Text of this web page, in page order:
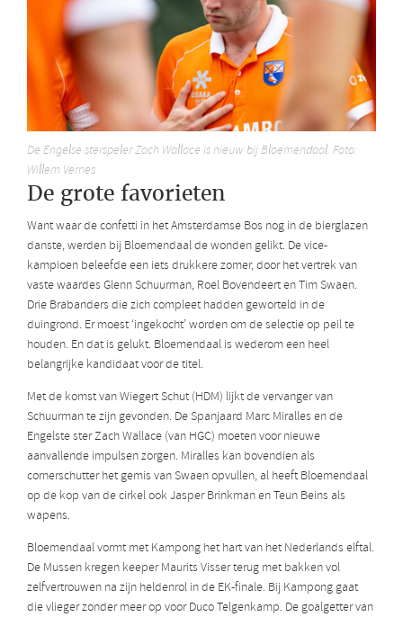
De Engelse sterspeler Zach Wallace is nieuw bij Bloemendaal. Foto:
Willem Vernes
De grote favorieten
Want waar de confetti in het Amsterdamse Bos nog in de bierglazen
danste, werden bij Bloemendaal de wonden gelikt. De vice-
kampioen beleefde een iets drukkere zomer, door het vertrek van
vaste waardes Glenn Schuurman, Roel Bovendeert en Tim Swaen.
Drie Brabanders die zich compleet hadden geworteld in de
duingrond. Er moest ‘ingekocht’ worden om de selectie op peil te
houden. En dat is gelukt. Bloemendaal is wederom een heel
belangrijke kandidaat voor de titel.
Met de komst van Wiegert Schut (HDM) lijkt de vervanger van
Schuurman te zijn gevonden. De Spanjaard Marc Miralles en de
Engelste ster Zach Wallace (van HGC) moeten voor nieuwe
aanvallende impulsen zorgen. Miralles kan bovendien als
cornerschutter het gemis van Swaen opvullen, al heeft Bloemendaal
op de kop van de cirkel ook Jasper Brinkman en Teun Beins als
wapens.
Bloemendaal vormt met Kampong het hart van het Nederlands elftal.
De Mussen kregen keeper Maurits Visser terug met bakken vol
zelfvertrouwen na zijn heldenrol in de EK-finale. Bij Kampong gaat
die vlieger zonder meer op voor Duco Telgenkamp. De goalgetter van